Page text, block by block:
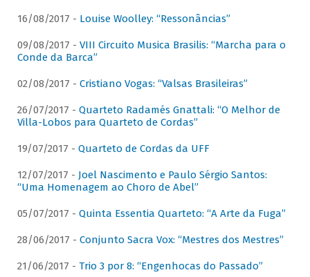
16/08/2017 - Louise Woolley: “Ressonâncias”
09/08/2017 - VIII Circuito Musica Brasilis: “Marcha para o
Conde da Barca”
02/08/2017 - Cristiano Vogas: “Valsas Brasileiras”
26/07/2017 - Quarteto Radamés Gnattali: “O Melhor de
Villa-Lobos para Quarteto de Cordas”
19/07/2017 - Quarteto de Cordas da UFF
12/07/2017 - Joel Nascimento e Paulo Sérgio Santos:
“Uma Homenagem ao Choro de Abel”
05/07/2017 - Quinta Essentia Quarteto: “A Arte da Fuga”
28/06/2017 - Conjunto Sacra Vox: “Mestres dos Mestres”
21/06/2017 - Trio 3 por 8: “Engenhocas do Passado”